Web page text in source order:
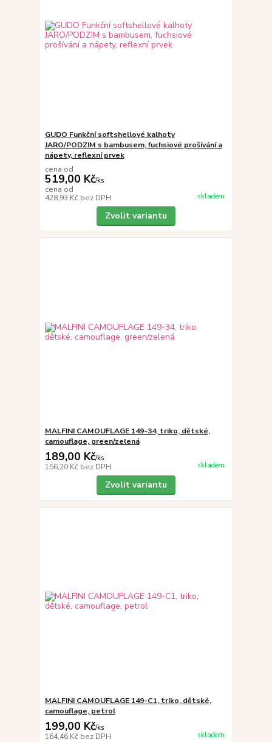
GUDO Funkční softshellové kalhoty
JARO/PODZIM s bambusem, fuchsiové prošívání a
nápety, reflexní prvek
cena od
519,00 Kč/ks
cena od
428,93 Kč bez DPH skladem
Zvolit variantu
MALFINI CAMOUFLAGE 149-34, triko, dětské,
camouflage, green/zelená
189,00 Kč/ks
156,20 Kč bez DPH skladem
Zvolit variantu
MALFINI CAMOUFLAGE 149-C1, triko, dětské,
camouflage, petrol
199,00 Kč/ks
164,46 Kč bez DPH skladem